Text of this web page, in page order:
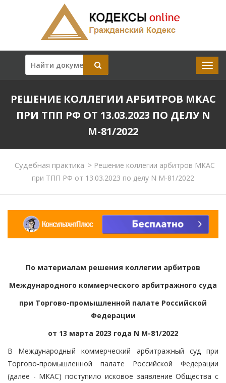
РЕШЕНИЕ КОЛЛЕГИИ АРБИТРОВ МКАС
ПРИ ТПП РФ ОТ 13.03.2023 ПО ДЕЛУ N
М-81/2022
Судебная практика > Решение коллегии арбитров МКАС
при ТПП РФ от 13.03.2023 по делу N М-81/2022
По материалам решения коллегии арбитров
Международного коммерческого арбитражного суда
при Торгово-промышленной палате Российской
Федерации
от 13 марта 2023 года N М-81/2022
В Международный коммерческий арбитражный суд при
Торгово-промышленной палате Российской Федерации
(далее - МКАС) поступило исковое заявление Общества с